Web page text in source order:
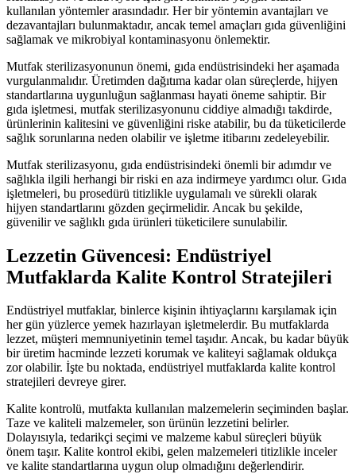
kullanılan yöntemler arasındadır. Her bir yöntemin avantajları ve
dezavantajları bulunmaktadır, ancak temel amaçları gıda güvenliğini
sağlamak ve mikrobiyal kontaminasyonu önlemektir.
Mutfak sterilizasyonunun önemi, gıda endüstrisindeki her aşamada
vurgulanmalıdır. Üretimden dağıtıma kadar olan süreçlerde, hijyen
standartlarına uygunluğun sağlanması hayati öneme sahiptir. Bir
gıda işletmesi, mutfak sterilizasyonunu ciddiye almadığı takdirde,
ürünlerinin kalitesini ve güvenliğini riske atabilir, bu da tüketicilerde
sağlık sorunlarına neden olabilir ve işletme itibarını zedeleyebilir.
Mutfak sterilizasyonu, gıda endüstrisindeki önemli bir adımdır ve
sağlıkla ilgili herhangi bir riski en aza indirmeye yardımcı olur. Gıda
işletmeleri, bu prosedürü titizlikle uygulamalı ve sürekli olarak
hijyen standartlarını gözden geçirmelidir. Ancak bu şekilde,
güvenilir ve sağlıklı gıda ürünleri tüketicilere sunulabilir.
Lezzetin Güvencesi: Endüstriyel
Mutfaklarda Kalite Kontrol Stratejileri
Endüstriyel mutfaklar, binlerce kişinin ihtiyaçlarını karşılamak için
her gün yüzlerce yemek hazırlayan işletmelerdir. Bu mutfaklarda
lezzet, müşteri memnuniyetinin temel taşıdır. Ancak, bu kadar büyük
bir üretim hacminde lezzeti korumak ve kaliteyi sağlamak oldukça
zor olabilir. İşte bu noktada, endüstriyel mutfaklarda kalite kontrol
stratejileri devreye girer.
Kalite kontrolü, mutfakta kullanılan malzemelerin seçiminden başlar.
Taze ve kaliteli malzemeler, son ürünün lezzetini belirler.
Dolayısıyla, tedarikçi seçimi ve malzeme kabul süreçleri büyük
önem taşır. Kalite kontrol ekibi, gelen malzemeleri titizlikle inceler
ve kalite standartlarına uygun olup olmadığını değerlendirir.